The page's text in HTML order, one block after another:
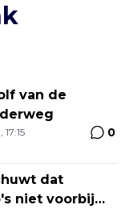
van de
0
dat
niet voorbij